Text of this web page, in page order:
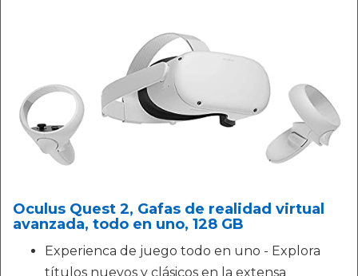
Oculus Quest 2, Gafas de realidad virtual
avanzada, todo en uno, 128 GB
Experienca de juego todo en uno - Explora
títulos nuevos y clásicos en la extensa